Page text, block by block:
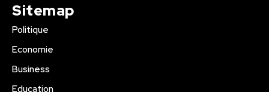
Sitemap
Politique
Economie
Business
Education